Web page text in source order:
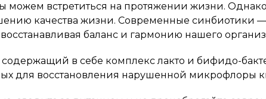
можем встретиться на протяжении жизни.
качества жизни. Современные синбиотики
баланс и гармонию нашего
в себе комплекс лакто и бифидо-
для восстановления нарушенной микрофлоры